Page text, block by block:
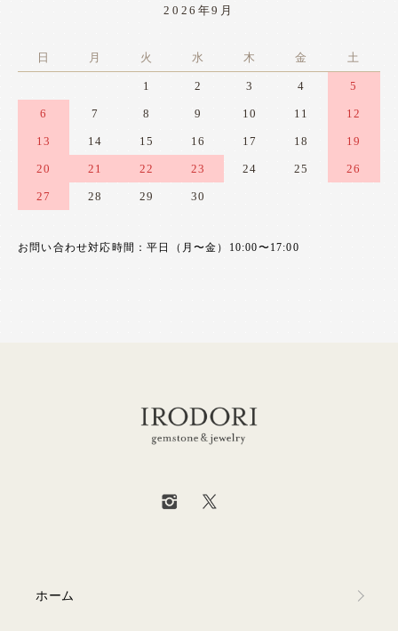
2026年9月
日 月 火 水 木 金 土
1 2 3 4 5
6 7 8 9 10 11 12
13 14 15 16 17 18 19
20 21 22 23 24 25 26
27 28 29 30
お問い合わせ対応時間：平日（月〜金）10:00〜17:00
ホーム